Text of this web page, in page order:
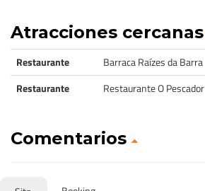
Atracciones cercanas
Restaurante Barraca Raízes da Barra
Restaurante
Restaurante O Pescador
Comentarios